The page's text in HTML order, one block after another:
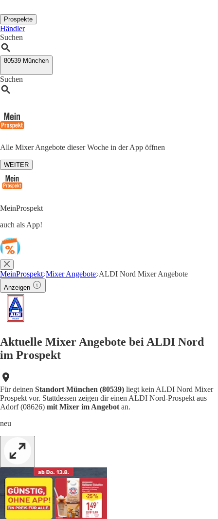
Prospekte
Händler
Suchen
80539 München
Suchen
Alle Mixer Angebote dieser Woche in der App öffnen
WEITER
MeinProspekt
auch als App!
MeinProspekt Mixer Angebote ALDI Nord Mixer Angebote
Anzeigen
Aktuelle Mixer Angebote bei ALDI Nord
im Prospekt
Für deinen Standort München (80539) liegt kein ALDI Nord Mixer
Prospekt vor. Stattdessen zeigen dir einen ALDI Nord-Prospekt aus
Adorf (08626) mit Mixer im Angebot an.
neu